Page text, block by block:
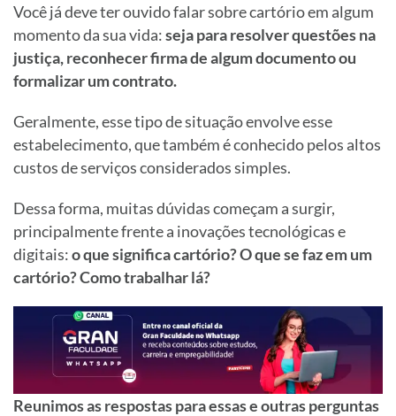
Você já deve ter ouvido falar sobre cartório em algum
momento da sua vida:seja para resolver questões na
justiça, reconhecer firma de algum documento ou
formalizar um contrato.
Geralmente, esse tipo de situação envolve esse
estabelecimento, que também é conhecido pelos altos
custos de serviços considerados simples.
Dessa forma, muitas dúvidas começam a surgir,
principalmente frente a inovações tecnológicas e
digitais:o que significa cartório? O que se faz em um
cartório? Como trabalhar lá?
Reunimos as respostas para essas e outras perguntas